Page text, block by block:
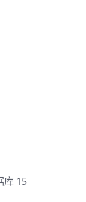
库 15